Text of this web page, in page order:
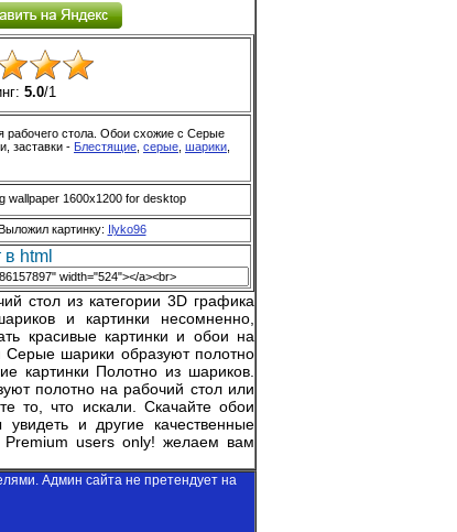
5.0/1
рабочего стола. Обои схожие с Серые
заставки - Блестящие серые шарики
wallpaper 1600x1200 for desktop
картинку: Ilyko96
html
стол из категории 3D графика
и картинки несомненно,
красивые картинки и обои на
Серые шарики образуют полотно
картинки Полотно из шариков.
полотно на рабочий стол или
то, что искали. Скачайте обои
и другие качественные
users only! желаем вам
Админ сайта не претендует на